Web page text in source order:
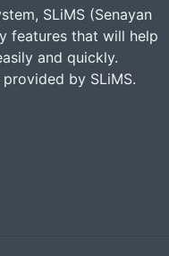
SLiMS (Senayan
features that will help
and quickly.
by SLiMS.